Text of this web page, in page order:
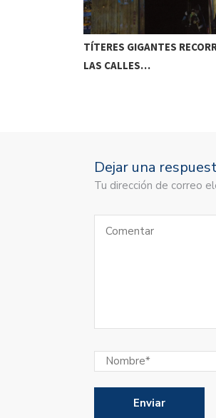
TÍTERES GIGANTES
LAS CALLES…
Dejar una
Tu dirección de correo